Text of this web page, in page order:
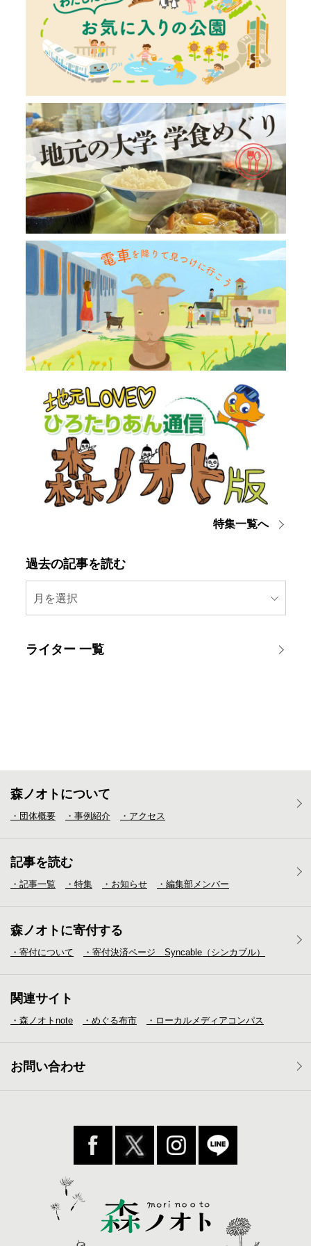
特集一覧へ
過去の記事を読む
月を選択
ライター 一覧
森ノオトについて
・団体概要 ・事例紹介 ・アクセス
記事を読む
・記事一覧 ・特集 ・お知らせ ・編集部メンバー
森ノオトに寄付する
・寄付について ・寄付決済ページ Syncable（シンカブル）
関連サイト
・森ノオトnote ・めぐる布市 ・ローカルメディア コンパス
お問い合わせ